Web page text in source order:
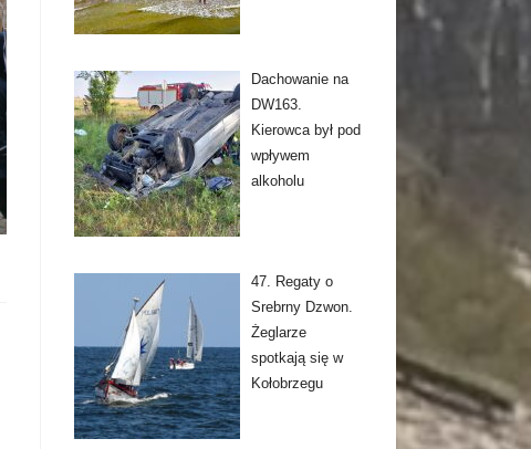
Dachowanie na
DW163.
Kierowca był pod
wpływem
alkoholu
47. Regaty o
Srebrny Dzwon.
Żeglarze
spotkają się w
Kołobrzegu